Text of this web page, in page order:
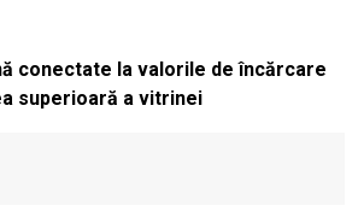
conectate la valorile de încărcare
superioară a vitrinei